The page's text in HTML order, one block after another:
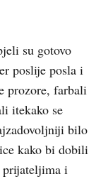
su gotovo
poslije posla i
prozore, farbali
itekako se
bilo
kako bi dobili
prijateljima i